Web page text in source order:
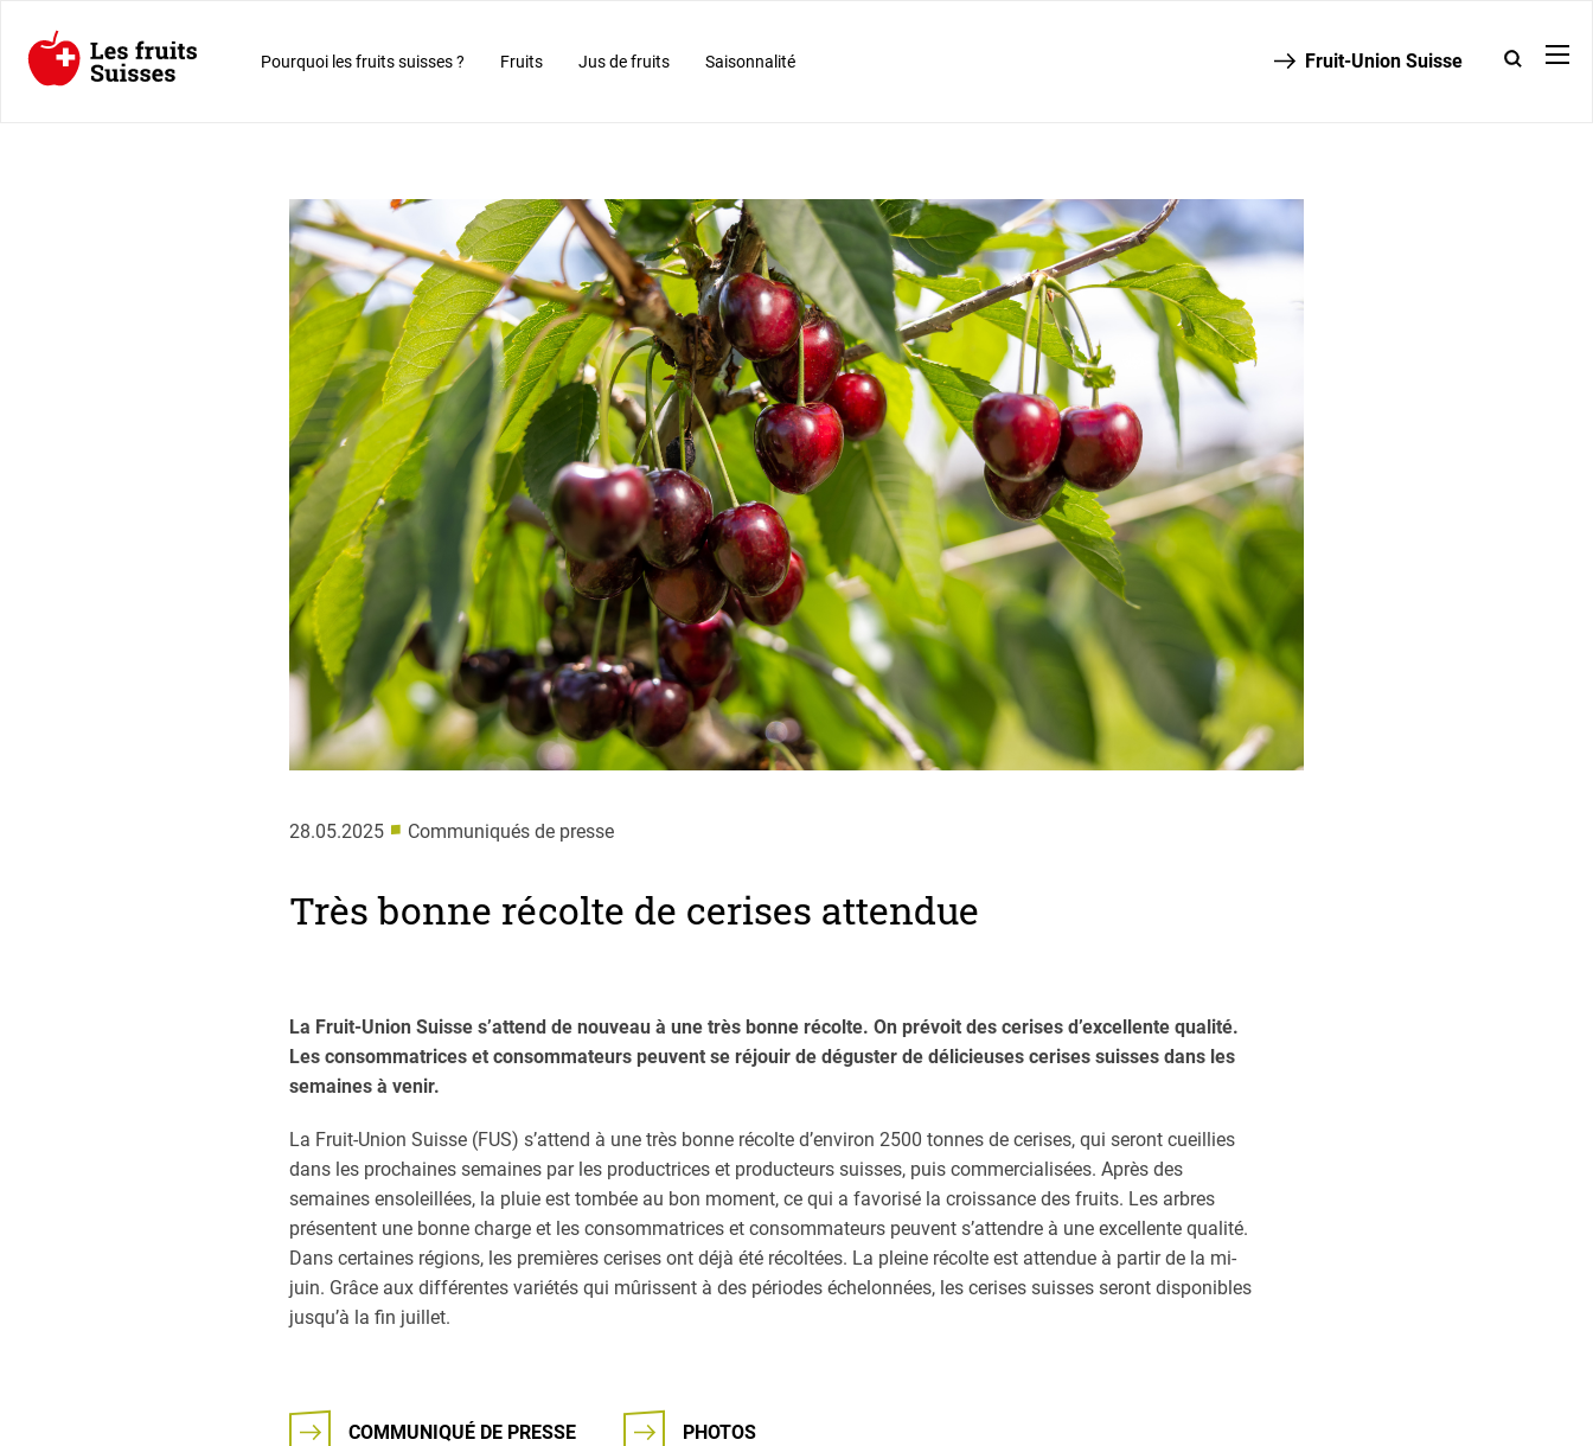
Pourquoi les fruits suisses ? Fruits Jus de fruits Saisonnalité Fruit-Union Suisse
28.05.2025 ■ Communiqués de presse
Très bonne récolte de cerises attendue
La Fruit-Union Suisse s’attend de nouveau à une très bonne récolte. On prévoit des cerises d’excellente qualité.
Les consommatrices et consommateurs peuvent se réjouir de déguster de délicieuses cerises suisses dans les
semaines à venir.
La Fruit-Union Suisse (FUS) s’attend à une très bonne récolte d’environ 2500 tonnes de cerises, qui seront cueillies
dans les prochaines semaines par les productrices et producteurs suisses, puis commercialisées. Après des
semaines ensoleillées, la pluie est tombée au bon moment, ce qui a favorisé la croissance des fruits. Les arbres
présentent une bonne charge et les consommatrices et consommateurs peuvent s’attendre à une excellente qualité.
Dans certaines régions, les premières cerises ont déjà été récoltées. La pleine récolte est attendue à partir de la mi-
juin. Grâce aux différentes variétés qui mûrissent à des périodes échelonnées, les cerises suisses seront disponibles
jusqu’à la fin juillet.
COMMUNIQUÉ DE PRESSE PHOTOS